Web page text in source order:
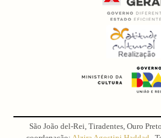
São João del-Rei, Tiradentes, Ouro